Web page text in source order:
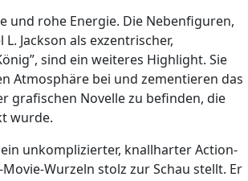
und rohe Energie. Die Nebenfiguren,
Jackson als exzentrischer,
sind ein weiteres Highlight. Sie
Atmosphäre bei und zementieren das
grafischen Novelle zu befinden, die
wurde.
unkomplizierter, knallharter Action-
Movie-Wurzeln stolz zur Schau stellt. Er